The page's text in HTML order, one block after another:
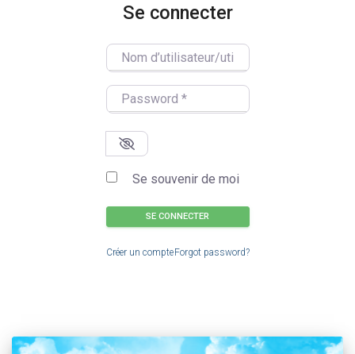
Se connecter
Nom d’utilisateur/utilisatrice
Password
Se souvenir de moi
SE CONNECTER
Créer un compteForgot password?